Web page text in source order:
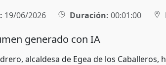
19/06/2026 Duración: 00:01:00
generado con IA
alcaldesa de Egea de los